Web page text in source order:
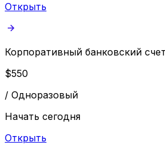
Открыть
Корпоративный банковский счет
$550
/ Одноразовый
Начать сегодня
Открыть